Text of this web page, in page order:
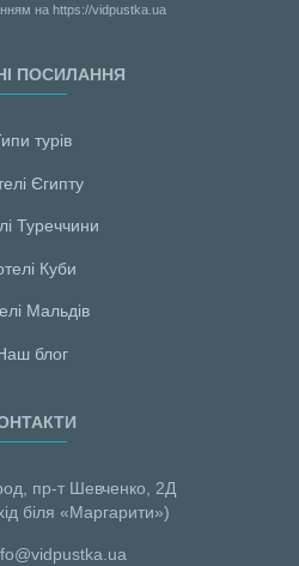
на https://vidpustka.ua
ПОСИЛАННЯ
турів
Єгипту
Туреччини
Куби
Мальдiв
блог
пр-т Шевченко, 2Д
біля «Маргарити»)